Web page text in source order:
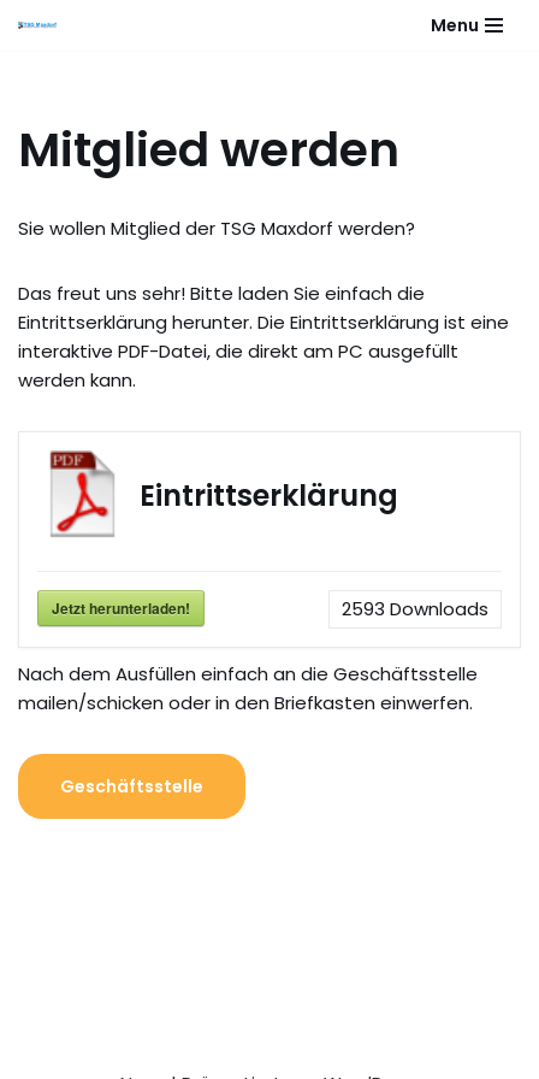
Menu
Mitglied werden
Sie wollen Mitglied der TSG Maxdorf werden?
Das freut uns sehr! Bitte laden Sie einfach die
Eintrittserklärung herunter. Die Eintrittserklärung ist eine
interaktive PDF-Datei, die direkt am PC ausgefüllt
werden kann.
Eintrittserklärung
Jetzt herunterladen! 2593 Downloads
Nach dem Ausfüllen einfach an die Geschäftsstelle
mailen/schicken oder in den Briefkasten einwerfen.
Geschäftsstelle